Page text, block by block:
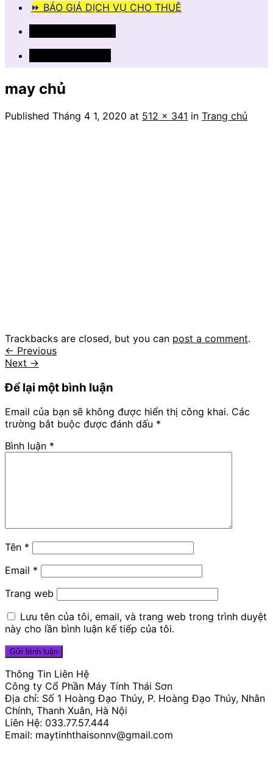
⏩ BÁO GIÁ DỊCH VỤ CHO THUÊ
may chủ
Published Tháng 4 1, 2020 at 512 × 341 in Trang chủ
Trackbacks are closed, but you can post a comment.
← Previous
Next →
Để lại một bình luận
Email của bạn sẽ không được hiển thị công khai. Các
trường bắt buộc được đánh dấu *
Bình luận *
Tên *
Email *
Trang web
Lưu tên của tôi, email, và trang web trong trình duyệt
này cho lần bình luận kế tiếp của tôi.
Thông Tin Liên Hệ
Công ty Cổ Phần Máy Tính Thái Sơn
Địa chỉ: Số 1 Hoàng Đạo Thúy, P. Hoàng Đạo Thúy, Nhân
Chính, Thanh Xuân, Hà Nội
Liên Hệ: 033.77.57.444
Email: maytinhthaisonnv@gmail.com